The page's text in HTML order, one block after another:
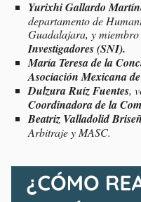
Yurixhi Gallardo
departamento de
Guadalajara, y
Investigadores (SNI).
María Teresa de la
Asociación Mexicana
Dulzura Ruíz Fuentes,
Coordinadora de la
Beatriz Valladolid
Arbitraje y MASC.